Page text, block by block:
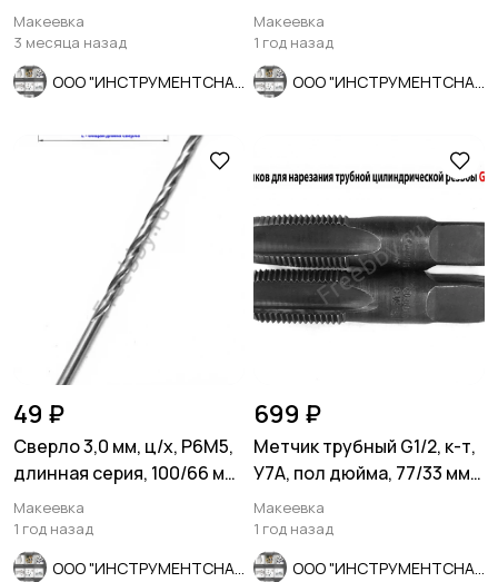
140/14 мм, СССР.
Макеевка
3 месяца назад
310/210 мм, КМ2, СССР.
Макеевка
1 год назад
49 ₽
Сверло 3,0 мм, ц/х, Р6М5,
длинная серия, 100/66 мм,
А1, СССР.
Макеевка
1 год назад
699 ₽
Метчик трубный G1/2, к-т,
У7А, пол дюйма, 77/33 мм,
СССР
Макеевка
1 год назад